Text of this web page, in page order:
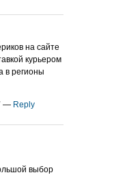
на сайте
курьером
в регионы
— Reply
выбор